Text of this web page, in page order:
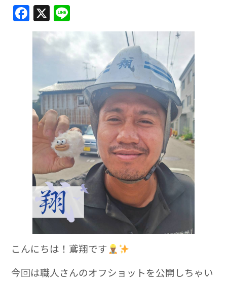
F
a
c
o
o
k
X
n
e
こんにちは！鳶翔です
今回は職人さんのオフショットを公開しちゃい